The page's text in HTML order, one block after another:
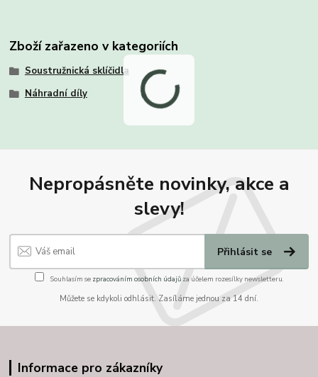
Zboží zařazeno v kategoriích
Soustružnická sklíčidla
Náhradní díly
Nepropásněte novinky, akce a
slevy!
Přihlásit se
Souhlasím se zpracováním osobních údajůza účelem rozesílky newsletteru.
Můžete se kdykoli odhlásit. Zasíláme jednou za 14 dní.
Informace pro zákazníky